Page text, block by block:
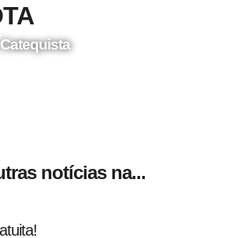
notícias na...